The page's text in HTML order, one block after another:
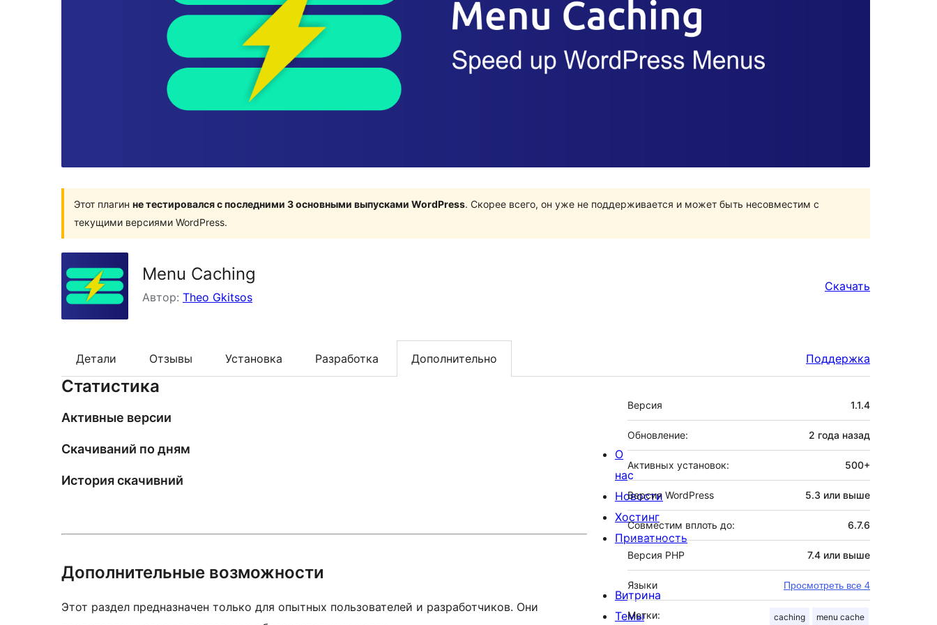
Этот плагин не тестировался с последними 3 основными выпусками WordPress. Скорее всего, он уже не поддерживается и может быть несовместим с
текущими версиями WordPress.
Menu Caching
Автор: Theo Gkitsos
Скачать
Детали Отзывы Установка Разработка Дополнительно Поддержка
Статистика
Активные версии
Скачиваний по дням
История скачивний
Дополнительные возможности
Этот раздел предназначен только для опытных пользователей и разработчиков. Они
Мета
Версия 1.1.4
Обновление: 2 года назад
Активных установок: 500+
Версия WordPress 5.3 или выше
Совместим вплоть до: 6.7.6
Версия PHP 7.4 или выше
Языки Просмотреть все 4
Метки: caching menu cache
О
нас
Новости
Хостинг
Приватность
Витрина
Темы